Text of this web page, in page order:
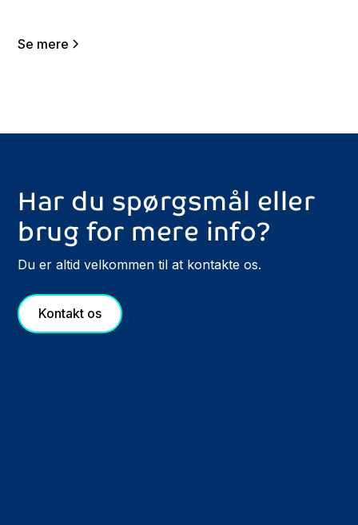
Se mere
Hardu spørgsmål eller
brugformere info?
Du er altid velkommen til at kontakte os.
Kontakt os